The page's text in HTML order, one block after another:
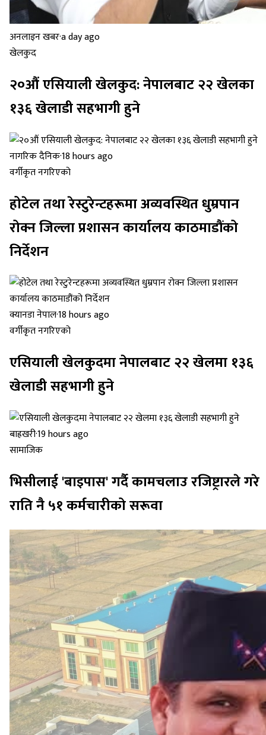
अनलाइन खबर·a day ago
खेलकुद
२०औं एसियाली खेलकुद: नेपालबाट २२ खेलका
१३६ खेलाडी सहभागी हुने
नागरिक दैनिक·18 hours ago
वर्गीकृत नगरिएको
होटेल तथा रेस्टुरेन्टहरूमा अव्यवस्थित धुम्रपान
रोक्न जिल्ला प्रशासन कार्यालय काठमाडौंको
निर्देशन
क्यानडा नेपाल·18 hours ago
वर्गीकृत नगरिएको
एसियाली खेलकुदमा नेपालबाट २२ खेलमा १३६
खेलाडी सहभागी हुने
बाह्रखरी·19 hours ago
सामाजिक
भिसीलाई 'बाइपास' गर्दै कामचलाउ रजिष्ट्रारले गरे
राति नै ५१ कर्मचारीको सरूवा